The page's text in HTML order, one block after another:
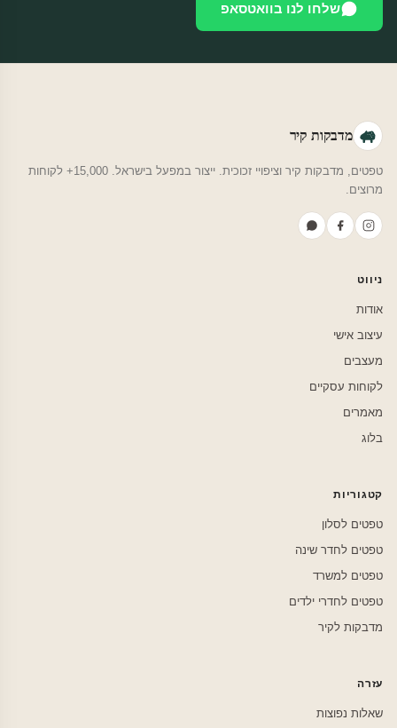
שלחו לנו בוואטסאפ
מדבקות קיר
טפטים, מדבקות קיר וציפויי זכוכית. ייצור במפעל בישראל. 15,000+ לקוחות
מרוצים.
ניווט
אודות
עיצוב אישי
מעצבים
לקוחות עסקיים
מאמרים
בלוג
קטגוריות
טפטים לסלון
טפטים לחדר שינה
טפטים למשרד
טפטים לחדרי ילדים
מדבקות לקיר
עזרה
שאלות נפוצות